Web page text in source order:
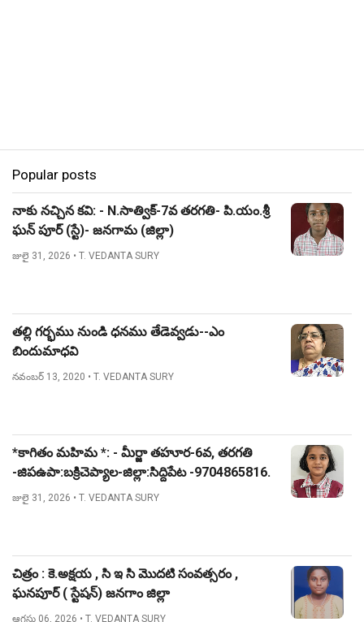
Popular posts
నాకు నచ్చిన కవి: - N.సాత్విక్-7వ తరగతి- పి.యం.శ్రీ
ఘన్ పూర్ (స్టే)- జనగామ (జిల్లా)
జులై 31, 2026 • T. VEDANTA SURY
తల్లి గర్భము నుండి ధనము తేడెవ్వడు--ఎం
బిందుమాధవి
నవంబర్ 13, 2020 • T. VEDANTA SURY
*కాగితం మహిమ *: - మీర్జా తహూర-6వ, తరగతి
-జిపఉపా:బక్రిచెప్యాల-జిల్లా:సిద్దిపేట -9704865816.
జులై 31, 2026 • T. VEDANTA SURY
చిత్రం : కె.అక్షయ , సి ఇ సి మొదటి సంవత్సరం ,
ఘనపూర్ ( స్టేషన్) జనగాం జిల్లా
ఆగస్టు 06, 2026 • T. VEDANTA SURY